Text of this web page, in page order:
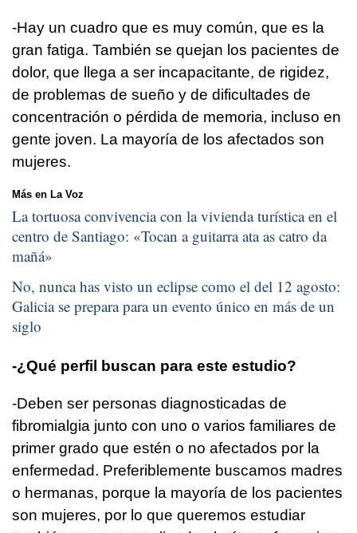
-Hay un cuadro que es muy común, que es la
gran fatiga. También se quejan los pacientes de
dolor, que llega a ser incapacitante, de rigidez,
de problemas de sueño y de dificultades de
concentración o pérdida de memoria, incluso en
gente joven. La mayoría de los afectados son
mujeres.
Más en La Voz
La tortuosa convivencia con la vivienda turística en el
centro de Santiago: «Tocan a guitarra ata as catro da
mañá»
No, nunca has visto un eclipse como el del 12 agosto:
Galicia se prepara para un evento único en más de un
siglo
-¿Qué perfil buscan para este estudio?
-Deben ser personas diagnosticadas de
fibromialgia junto con uno o varios familiares de
primer grado que estén o no afectados por la
enfermedad. Preferiblemente buscamos madres
o hermanas, porque la mayoría de los pacientes
son mujeres, por lo que queremos estudiar